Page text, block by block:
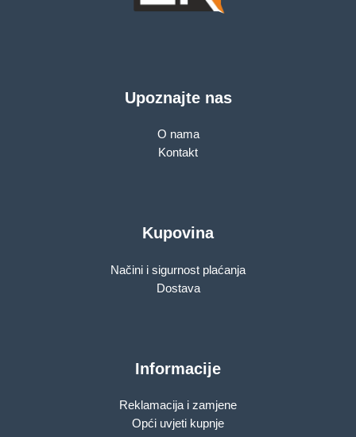
Upoznajte nas
O nama
Kontakt
Kupovina
Načini i sigurnost plaćanja
Dostava
Informacije
Reklamacija i zamjene
Opći uvjeti kupnje